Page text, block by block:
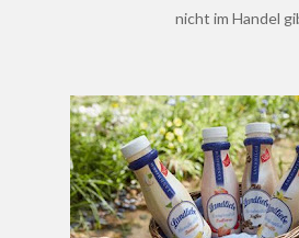
nicht im Handel